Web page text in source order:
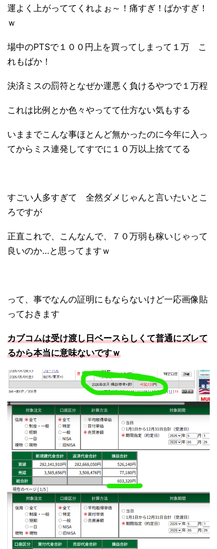
運よく上がっててくれよぉ～！痛すぎ！ばかすぎ！
ｗ
場中のPTSで１００円上を買ってしまって１万 こ
れもばか！
決済ミスの罰符となぜか運悪く負けるやつで１万程
これは比例とか色々やってて仕方ない気もする
いままでこんな事ほとんど無かったのに今年に入っ
てからミス連発してすでに１０万以上捨ててる
すごい人多すぎて 全然ダメじゃんと言いたいとこ
ろですが
正直これで、こんなんで、７０万弱も稼いじゃって
良いのか...と思ってますｗ
って、事でなんの証明にもならないけど一応画像貼
っておきます
カブコムは受け渡し日ベースらしくて普通にズレて
るから本当に意味ないですｗ